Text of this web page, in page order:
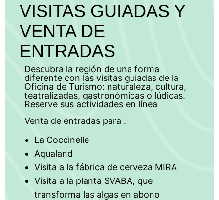
VISITAS GUIADAS Y
VENTA DE
ENTRADAS
Descubra la región de una forma
diferente con las visitas guiadas de la
Oficina de Turismo: naturaleza, cultura,
teatralizadas, gastronómicas o lúdicas.
Reserve sus actividades en línea
Venta de entradas para :
La Coccinelle
Aqualand
Visita a la fábrica de cerveza MIRA
Visita a la planta SVABA, que
transforma las algas en abono